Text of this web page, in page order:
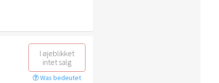
I øjeblikket
intet salg
Was bedeutet